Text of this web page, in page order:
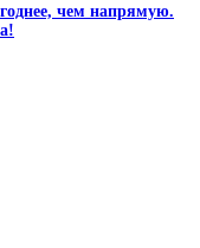
чем напрямую.